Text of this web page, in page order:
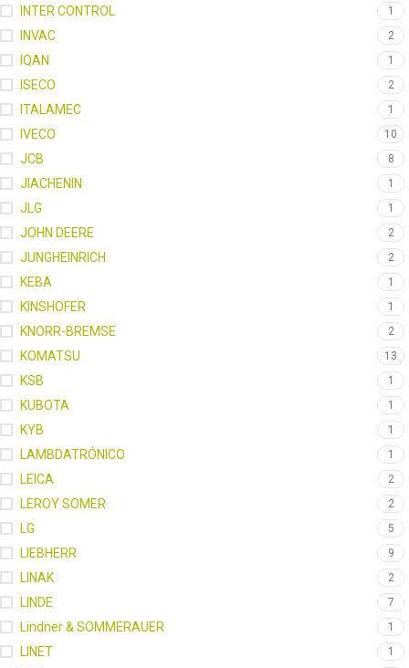
INTER CONTROL 1
INVAC 2
IQAN 1
ISECO 2
ITALAMEC 1
IVECO 10
JCB 8
JIACHENIN 1
JLG 1
JOHN DEERE 2
JUNGHEINRICH 2
KEBA 1
KINSHOFER 1
KNORR-BREMSE 2
KOMATSU 13
KSB 1
KUBOTA 1
KYB 1
LAMBDATRÓNICO 1
LEICA 2
LEROY SOMER 2
LG 5
LIEBHERR 9
LINAK 2
LINDE 7
Lindner & SOMMERAUER 1
LINET 1